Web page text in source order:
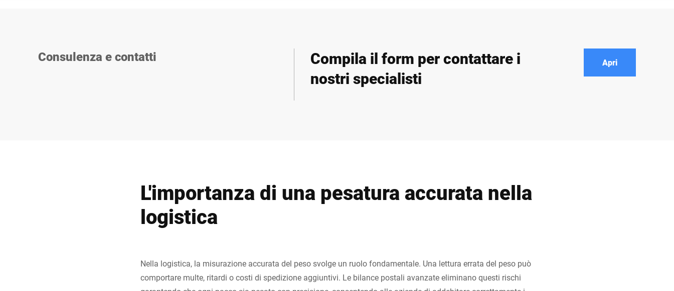
Consulenza e contatti
Compila il form per contattare i
nostri specialisti
Apri
L'importanza di una pesatura accurata nella
logistica
Nella logistica, la misurazione accurata del peso svolge un ruolo fondamentale. Una lettura errata del peso può
comportare multe, ritardi o costi di spedizione aggiuntivi. Le bilance postali avanzate eliminano questi rischi